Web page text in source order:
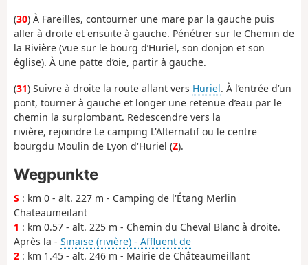
(30) À Fareilles, contourner une mare par la gauche puis
aller à droite et ensuite à gauche. Pénétrer sur le Chemin de
la Rivière (vue sur le bourg d’Huriel, son donjon et son
église). À une patte d’oie, partir à gauche.
(31) Suivre à droite la route allant vers Huriel. À l’entrée d’un
pont, tourner à gauche et longer une retenue d’eau par le
chemin la surplombant. Redescendre vers la
rivière, rejoindre Le camping L'Alternatif ou le centre
bourgdu Moulin de Lyon d'Huriel (Z).
Wegpunkte
S : km 0 - alt. 227 m - Camping de l'Étang Merlin
Chateaumeilant
1 : km 0.57 - alt. 225 m - Chemin du Cheval Blanc à droite.
Après la - Sinaise (rivière) - Affluent de
2 : km 1.45 - alt. 246 m - Mairie de Châteaumeillant